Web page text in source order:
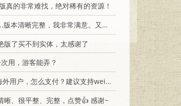
真的非常难找，绝对稀有的资源！
本清晰完整，我非常满意。又及，这本《话语的真相》...
版了买不到实体，太感谢了
次用，游客能弄？
用户，怎么支付？建议支持weixin支付
晰、很平整、完整，点赞👍 感谢~